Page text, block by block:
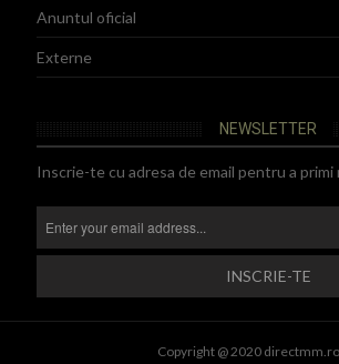
Anuntul oficial
Externe
NEWSLETTER
Inscrie-te cu adresa de email pentru a primi
Copyright @ 2020 directmm.ro